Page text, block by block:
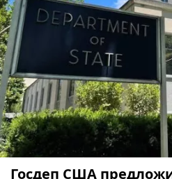
Госдеп США